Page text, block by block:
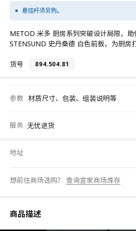
悬挂杆须另购。
METOD 米多 厨房系列突破设计局限，
STENSUND 史丹桑德 白色前板，为厨房
货号 894.504.81
参数 材质尺寸、包装、组装说明等
服务 无忧退货
地址
想前往商场选购？ 查询宜家商场库存
商品描述